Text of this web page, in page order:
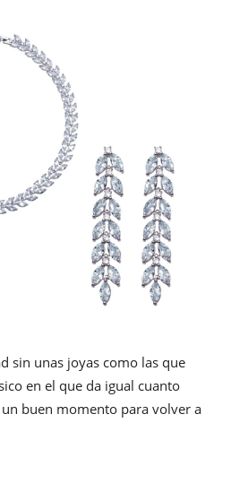
sin unas joyas como las que
en el que da igual cuanto
buen momento para volver a